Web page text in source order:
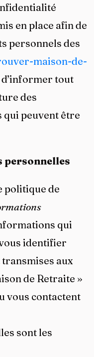
en place afin de
personnels des
maison-de-
tout
des
peuvent être
personnelles
politique de
qui
identifier
aux
de Retraite »
vous contactent
sont les